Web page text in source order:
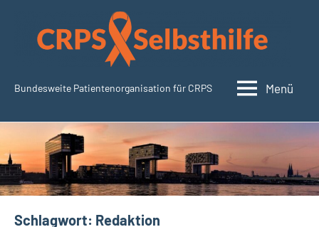
springen
CRPSSelbsthilfe.org
Bundesweite Patientenorganisation für CRPS Menü
Schlagwort: Redaktion